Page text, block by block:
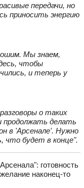
передачи, но
приносить энергию
Мы знаем,
чтобы
и теперь у
о таких
делать
в 'Арсенале'. Нужно
что будет в конце".
готовность
наконец‑то